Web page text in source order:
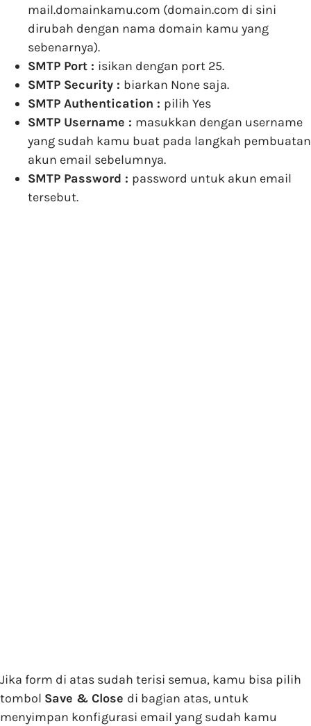
mail.domainkamu.com (domain.com di sini
dirubah dengan nama domain kamu yang
sebenarnya).
SMTP Port : isikan dengan port 25.
SMTP Security : biarkan None saja.
SMTP Authentication : pilih Yes
SMTP Username : masukkan dengan username
yang sudah kamu buat pada langkah pembuatan
akun email sebelumnya.
SMTP Password : password untuk akun email
tersebut.
Jika form di atas sudah terisi semua, kamu bisa pilih
tombol Save & Close di bagian atas, untuk
menyimpan konfigurasi email yang sudah kamu